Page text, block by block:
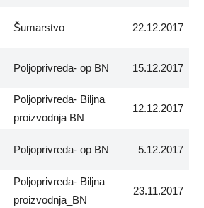
Šumarstvo 22.12.2017
Poljoprivreda- op BN 15.12.2017
Poljoprivreda- Biljna
proizvodnja BN
12.12.2017
Poljoprivreda- op BN 5.12.2017
Poljoprivreda- Biljna
proizvodnja_BN
23.11.2017